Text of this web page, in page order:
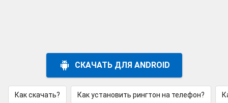
СКАЧАТЬ ДЛЯ ANDROID
Как скачать? Как установить рингтон на телефон?